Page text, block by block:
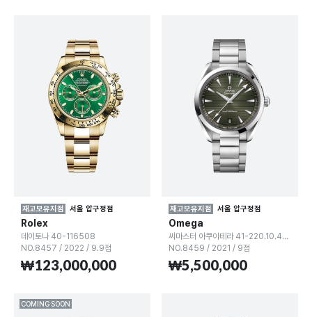
재고보유지점 서울 압구정점
Rolex
데이토나 40-116508
NO.8457 / 2022 / 9.9점
₩123,000,000
재고보유지점 서울 압구정점
Omega
씨마스터 아쿠아테라 41-220.10.41.21.10.001
NO.8459 / 2021 / 9점
₩5,500,000
COMING SOON